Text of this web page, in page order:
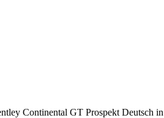
Continental GT Prospekt Deutsch